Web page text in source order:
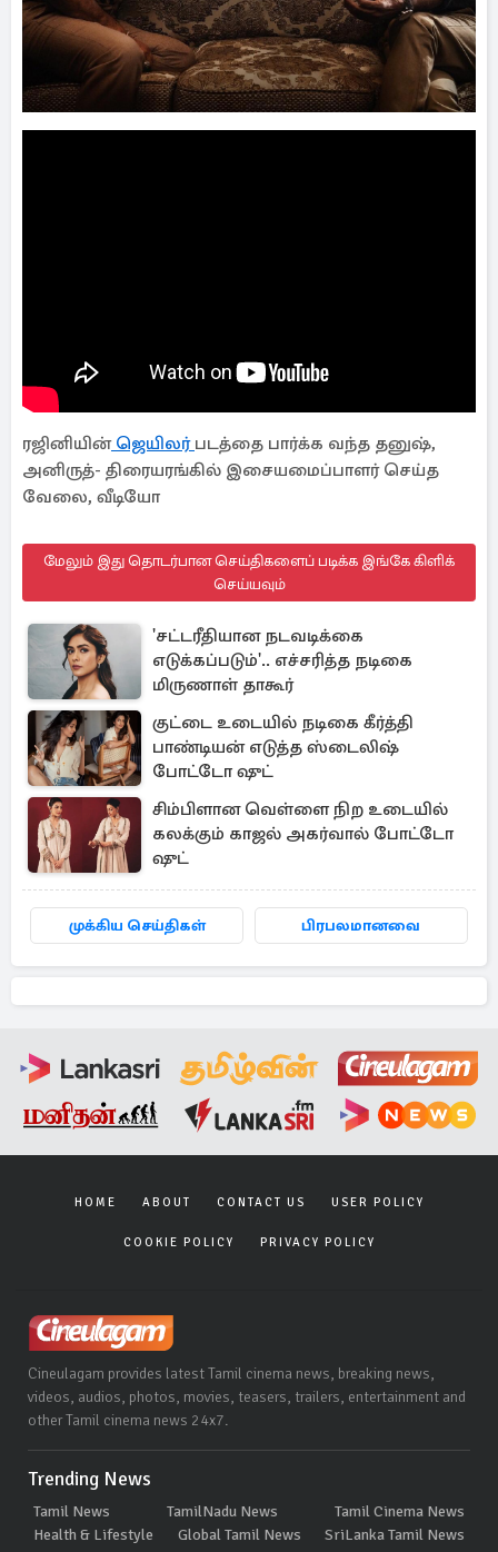
ரஜினியின்ஜெயிலர் படத்தை பார்க்க வந்த தனுஷ்,
அனிருத்- திரையரங்கில் இசையமைப்பாளர் செய்த
வேலை, வீடியோ
மேலும் இது தொடர்பான செய்திகளைப் படிக்க இங்கே கிளிக்
செய்யவும்
'சட்டரீதியான நடவடிக்கை
எடுக்கப்படும்'.. எச்சரித்த நடிகை
மிருணாள் தாகூர்
குட்டை உடையில் நடிகை கீர்த்தி
பாண்டியன் எடுத்த ஸ்டைலிஷ்
போட்டோ ஷுட்
சிம்பிளான வெள்ளை நிற உடையில்
கலக்கும் காஜல் அகர்வால் போட்டோ
ஷுட்
முக்கிய செய்திகள் பிரபலமானவை
HOME ABOUT CONTACT US USER POLICY
COOKIE POLICY PRIVACY POLICY
Cineulagam provides latest Tamil cinema news, breaking news,
videos, audios, photos, movies, teasers, trailers, entertainment and
other Tamil cinema news 24x7.
Trending News
Tamil News TamilNadu News
Tamil Cinema News
Health & Lifestyle
Global Tamil News SriLanka Tamil News